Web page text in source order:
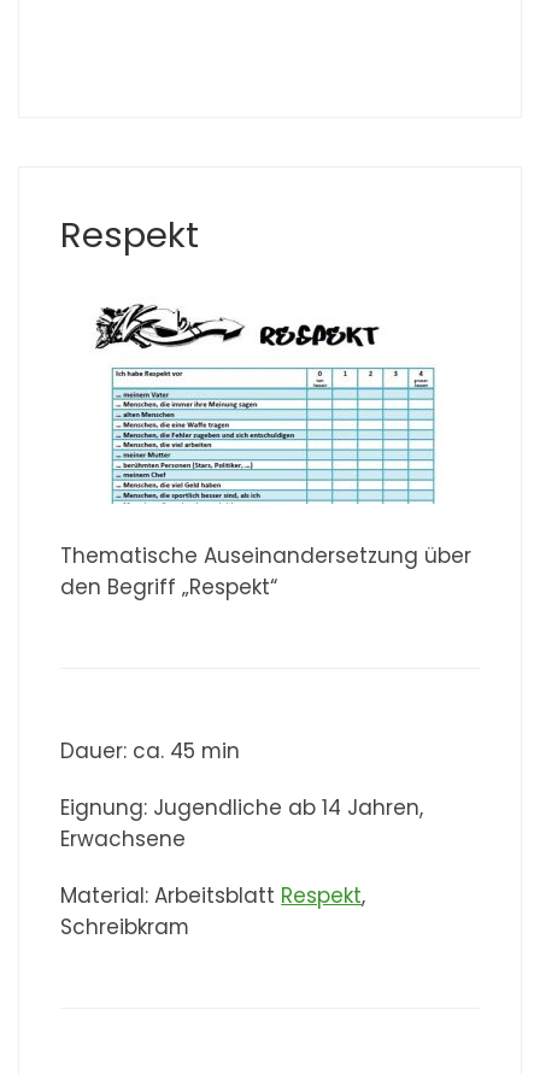
Respekt
Thematische Auseinandersetzung über
den Begriff „Respekt“
Dauer: ca. 45 min
Eignung: Jugendliche ab 14 Jahren,
Erwachsene
Material: Arbeitsblatt Respekt,
Schreibkram